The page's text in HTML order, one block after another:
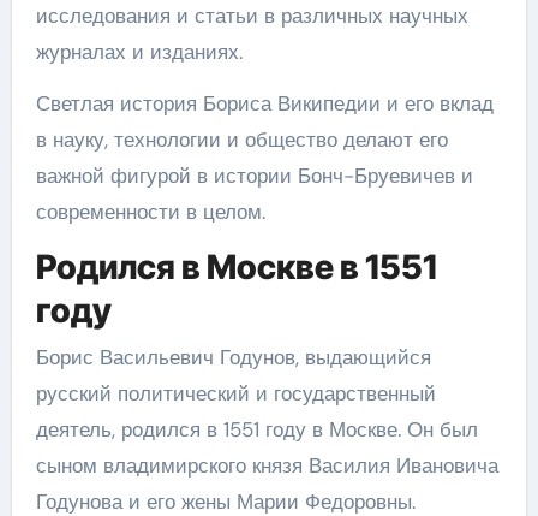
исследования и статьи в различных научных
журналах и изданиях.
Светлая история Бориса Википедии и его вклад
в науку, технологии и общество делают его
важной фигурой в истории Бонч-Бруевичев и
современности в целом.
Родился в Москве в 1551
году
Борис Васильевич Годунов, выдающийся
русский политический и государственный
деятель, родился в 1551 году в Москве. Он был
сыном владимирского князя Василия Ивановича
Годунова и его жены Марии Федоровны.